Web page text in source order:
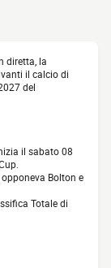
diretta, la
il calcio di
del
il sabato 08
Bolton e
Totale di